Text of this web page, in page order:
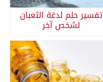
تفسير حلم لدغة الثعبان
لشخص آخر